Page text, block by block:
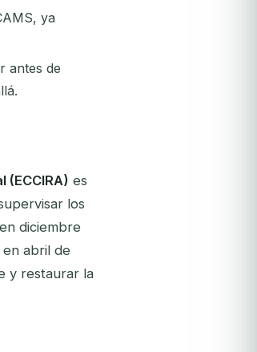
ya
antes de
(ECCIRA) es
los
diciembre
abril de
y restaurar la